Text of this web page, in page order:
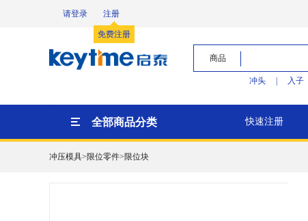
请登录 注册
免费注册
商品
冲头 入子
全部商品分类 快速注册
冲压模具>限位零件>限位块